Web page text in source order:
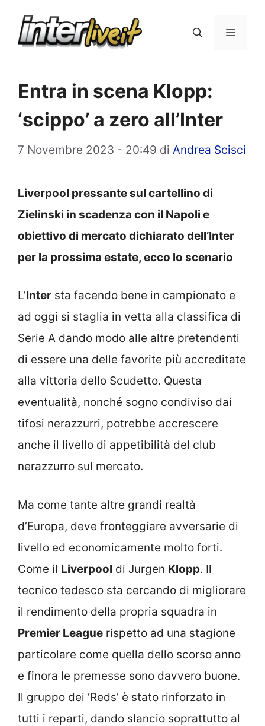
Menu
Entra in scena Klopp:
‘scippo’ a zero all’Inter
7 Novembre 2023 - 20:49 di Andrea Scisci
Liverpool pressante sul cartellino di
Zielinski in scadenza con il Napoli e
obiettivo di mercato dichiarato dell’Inter
per la prossima estate, ecco lo scenario
L’Inter sta facendo bene in campionato e
ad oggi si staglia in vetta alla classifica di
Serie A dando modo alle altre pretendenti
di essere una delle favorite più accreditate
alla vittoria dello Scudetto. Questa
eventualità, nonché sogno condiviso dai
tifosi nerazzurri, potrebbe accrescere
anche il livello di appetibilità del club
nerazzurro sul mercato.
Ma come tante altre grandi realtà
d’Europa, deve fronteggiare avversarie di
livello ed economicamente molto forti.
Come il Liverpool di Jurgen Klopp. Il
tecnico tedesco sta cercando di migliorare
il rendimento della propria squadra in
Premier League rispetto ad una stagione
particolare come quella dello scorso anno
e finora le premesse sono davvero buone.
Il gruppo dei ‘Reds’ è stato rinforzato in
tutti i reparti, dando slancio soprattutto al